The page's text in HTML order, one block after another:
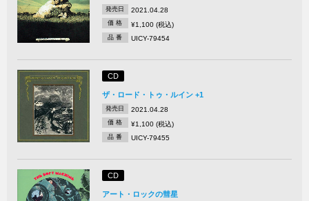
発売日 2021.04.28
価 格 ¥1,100 (税込)
品 番 UICY-79454
CD
ザ・ロード・トゥ・ルイン +1
発売日 2021.04.28
価 格 ¥1,100 (税込)
品 番 UICY-79455
CD
アート・ロックの彗星